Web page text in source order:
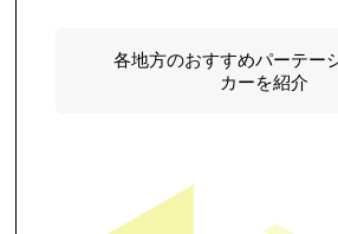
各地方のおすすめパーテー
カーを紹介